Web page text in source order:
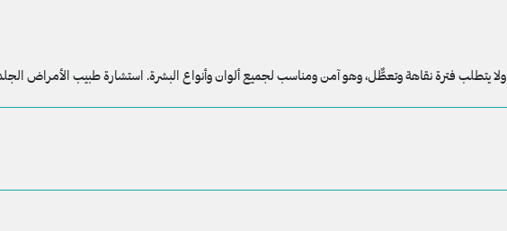
يتطلب فترة نقاهة وتعطٌّل، وهو آمن ومناسب لجميع ألوان وأنواع البشرة. استشارة طبيب الأمراض